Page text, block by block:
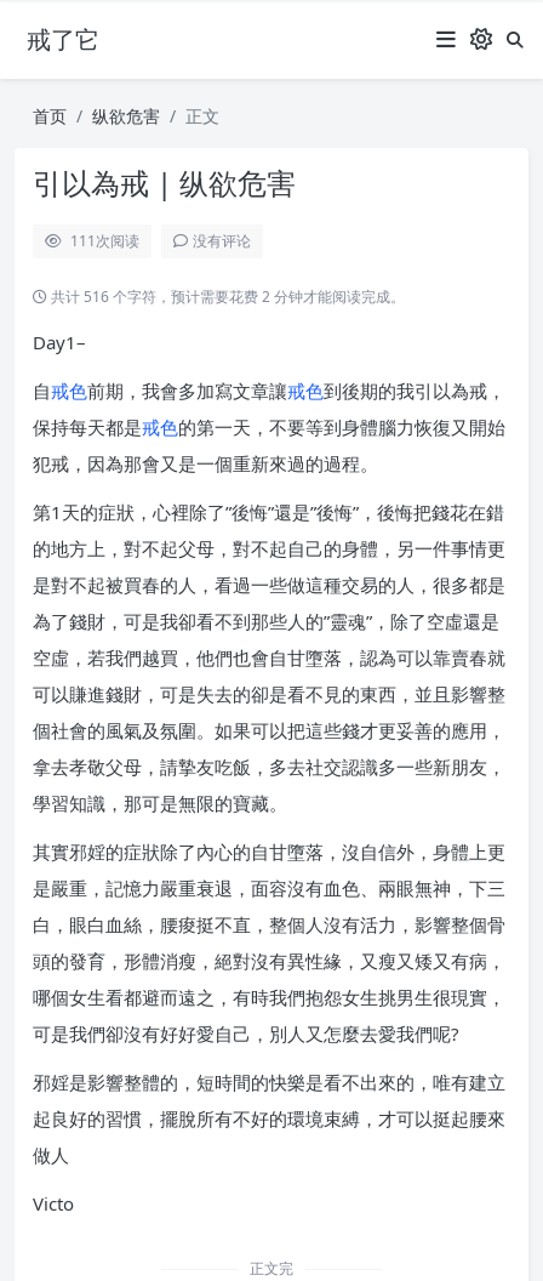
戒了它
首页 纵欲危害 正文
引以為戒 | 纵欲危害
111次阅读 没有评论
共计 516 个字符，预计需要花费 2 分钟才能阅读完成。
Day1–
自戒色前期，我會多加寫文章讓戒色到後期的我引以為戒，
保持每天都是戒色的第一天，不要等到身體腦力恢復又開始
犯戒，因為那會又是一個重新來過的過程。
第1天的症狀，心裡除了”後悔”還是”後悔”，後悔把錢花在錯
的地方上，對不起父母，對不起自己的身體，另一件事情更
是對不起被買春的人，看過一些做這種交易的人，很多都是
為了錢財，可是我卻看不到那些人的”靈魂”，除了空虛還是
空虛，若我們越買，他們也會自甘墮落，認為可以靠賣春就
可以賺進錢財，可是失去的卻是看不見的東西，並且影響整
個社會的風氣及氛圍。如果可以把這些錢才更妥善的應用，
拿去孝敬父母，請摯友吃飯，多去社交認識多一些新朋友，
學習知識，那可是無限的寶藏。
其實邪婬的症狀除了內心的自甘墮落，沒自信外，身體上更
是嚴重，記憶力嚴重衰退，面容沒有血色、兩眼無神，下三
白，眼白血絲，腰痠挺不直，整個人沒有活力，影響整個骨
頭的發育，形體消瘦，絕對沒有異性緣，又瘦又矮又有病，
哪個女生看都避而遠之，有時我們抱怨女生挑男生很現實，
可是我們卻沒有好好愛自己，別人又怎麼去愛我們呢?
邪婬是影響整體的，短時間的快樂是看不出來的，唯有建立
起良好的習慣，擺脫所有不好的環境束縛，才可以挺起腰來
做人
Victo
正文完